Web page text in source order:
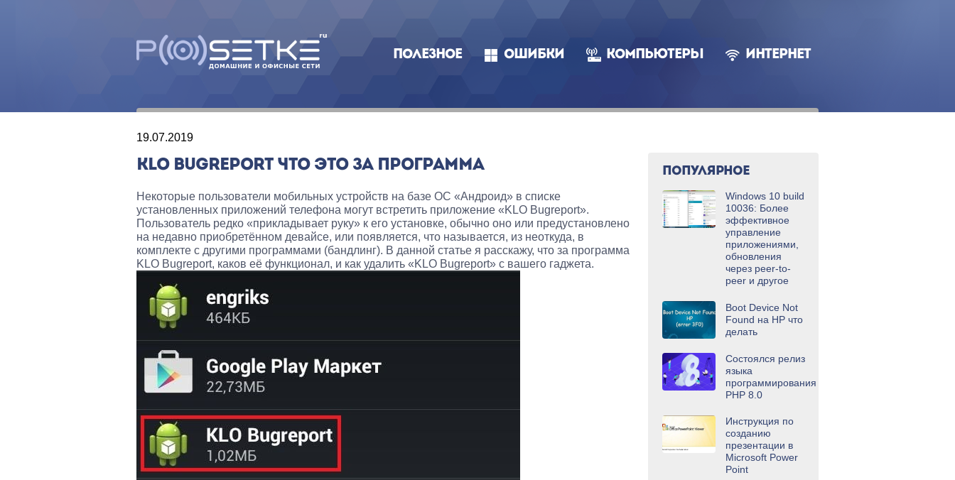
ПОЛЕЗНОЕ ОШИБКИ КОМПЬЮТЕРЫ ИНТЕРНЕТ
19.07.2019
KLO BUGREPORT ЧТО ЭТО ЗА ПРОГРАММА
Некоторые пользователи мобильных устройств на базе ОС «Андроид» в списке
установленных приложений телефона могут встретить приложение «KLO Bugreport».
Пользователь редко «прикладывает руку» к его установке, обычно оно или предустановлено
на недавно приобретённом девайсе, или появляется, что называется, из неоткуда, в
комплекте с другими программами (бандлинг). В данной статье я расскажу, что за программа
KLO Bugreport, каков её функционал, и как удалить «KLO Bugreport» с вашего гаджета.
ПОПУЛЯРНОЕ
Windows 10 build
10036: Более
эффективное
управление
приложениями,
обновления
через peer-to-
peer и другое
Boot Device Not
Found на HP что
делать
Состоялся релиз
языка
программирования
PHP 8.0
Инструкция по
созданию
презентации в
Microsoft Power
Point